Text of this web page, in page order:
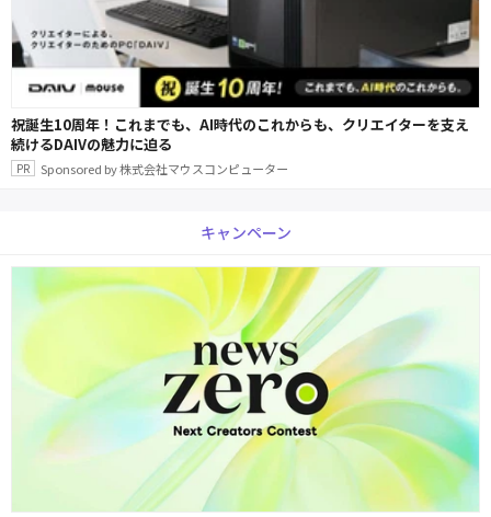
祝誕生10周年！これまでも、AI時代のこれからも、クリエイターを支え
続けるDAIVの魅力に迫る
Sponsored by 株式会社マウスコンピューター
キャンペーン